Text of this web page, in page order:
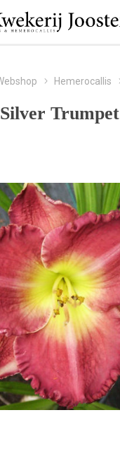
Hemerocallis
Silver Trumpet